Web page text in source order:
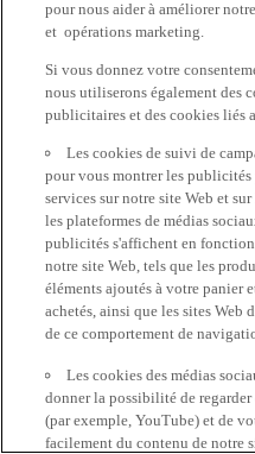
pour nous aider à améliorer
et opérations marketing.
Si vous donnez votre
nous utiliserons également des
publicitaires et des cookies liés
Les cookies de suivi de
pour vous montrer les
services sur notre site Web et
les plateformes de médias
publicités s'affichent en
notre site Web, tels que les
éléments ajoutés à votre panier
achetés, ainsi que les sites Web
de ce comportement de
Les cookies des médias
donner la possibilité de
(par exemple, YouTube) et de
facilement du contenu de notre